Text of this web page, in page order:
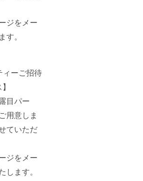
ジをメー
す。
ィーご招待
目パー
用意しま
ていただ
ジをメー
します。